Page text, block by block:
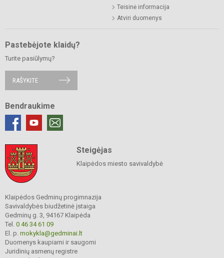
Teisinė informacija
Atviri duomenys
Pastebėjote klaidų?
Turite pasiūlymų?
RAŠYKITE
Bendraukime
Steigėjas
Klaipėdos miesto savivaldybė
Klaipėdos Gedminų progimnazija
Savivaldybės biudžetinė įstaiga
Gedminų g. 3, 94167 Klaipėda
Tel. 0 46 34 61 09
El. p. mokykla@gedminai.lt
Duomenys kaupiami ir saugomi
Juridinių asmenų registre